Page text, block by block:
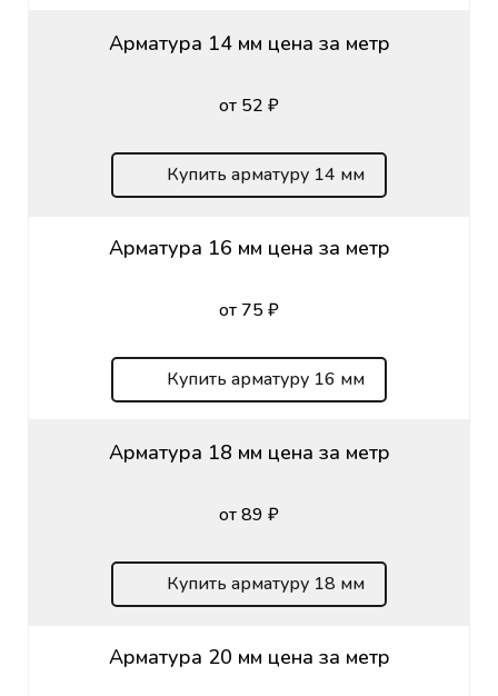
Арматура 14 мм цена за метр
от 52 ₽
Купить арматуру 14 мм
Арматура 16 мм цена за метр
от 75 ₽
Купить арматуру 16 мм
Арматура 18 мм цена за метр
от 89 ₽
Купить арматуру 18 мм
Арматура 20 мм цена за метр